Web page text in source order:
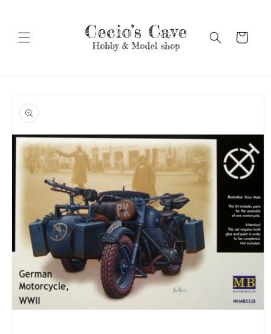
Carrello
informazioni
sul prodotto